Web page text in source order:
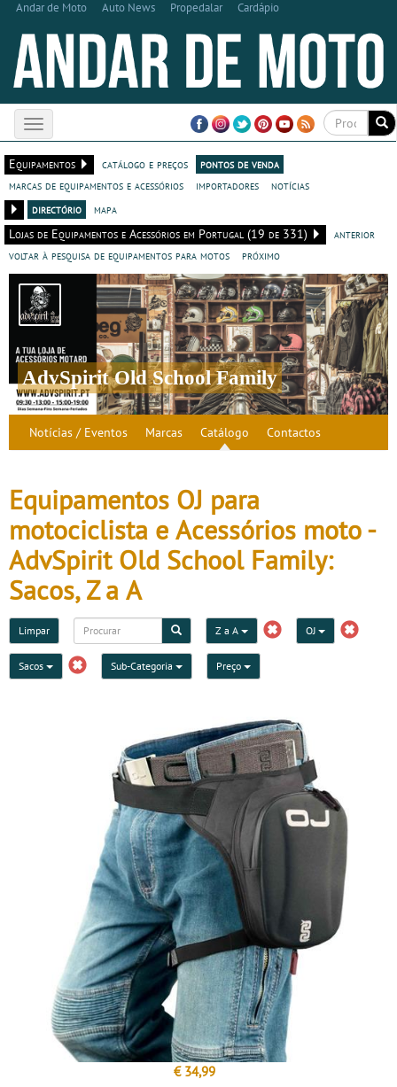
Andar de Moto Auto News Propedalar Cardápio
Toggle
navigation
Equipamentos
catálogo e preços
pontos de venda
marcas de equipamentos e acessórios
importadores
notícias
directório
mapa
Lojas de Equipamentos e Acessórios em Portugal (19 de 331)
anterior
voltar à pesquisa de equipamentos para motos
próximo
AdvSpirit Old School Family
Notícias / Eventos Marcas Catálogo Contactos
Equipamentos OJ para
motociclista e Acessórios moto -
AdvSpirit Old School Family:
Sacos, Z a A
Limpar Z a A OJ
Sacos Sub-Categoria Preço
€ 34,99